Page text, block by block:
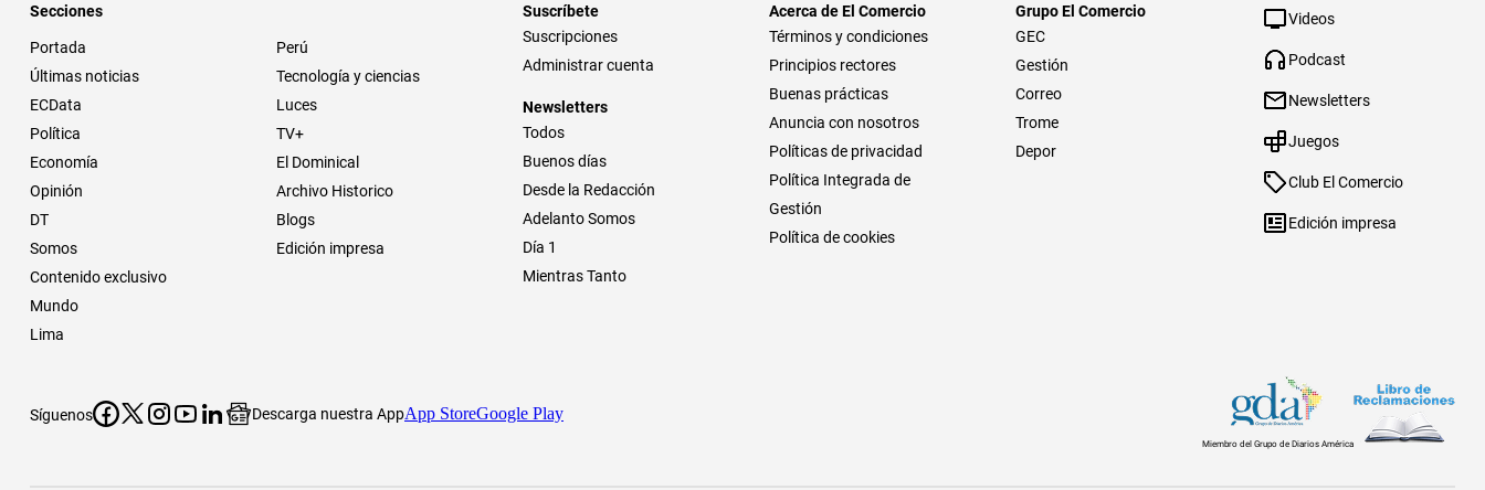
Secciones
Portada
Últimas noticias
ECData
Política
Economía
Opinión
DT
Somos
Contenido exclusivo
Mundo
Lima
Perú
Tecnología y ciencias
Luces
TV+
El Dominical
Archivo Historico
Blogs
Edición impresa
Suscríbete
Suscripciones
Administrar cuenta
Newsletters
Todos
Buenos días
Desde la Redacción
Adelanto Somos
Día 1
Mientras Tanto
Acerca de El Comercio
Términos y condiciones
Principios rectores
Buenas prácticas
Anuncia con nosotros
Políticas de privacidad
Política Integrada de
Gestión
Política de cookies
Grupo El Comercio
GEC
Gestión
Correo
Trome
Depor
Videos
Podcast
Newsletters
Juegos
Club El Comercio
Edición impresa
Síguenos Descarga nuestra AppApp StoreGoogle Play
Miembro del Grupo de Diarios América